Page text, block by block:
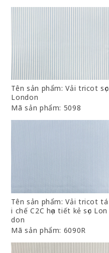
Tên sản phẩm: Vải tricot sọc
London
Mã sản phẩm: 5098
Tên sản phẩm: Vải tricot tá
i chế C2C họa tiết kẻ sọc Lon
don
Mã sản phẩm: 6090R